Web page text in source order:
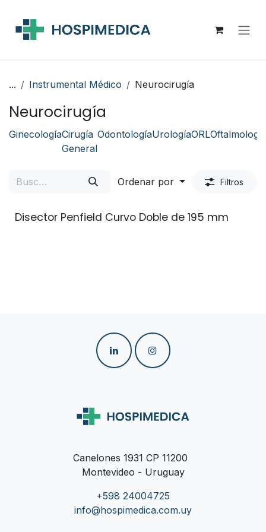
... Instrumental Médico Neurocirugía
Neurocirugía
GinecologíaCirugía
General
OdontologíaUrologíaORLOftalmología
Ordenar por Filtros
Disector Penfield Curvo Doble de 195 mm
Canelones 1931 CP 11200
Montevideo - Uruguay
+598 24004725
info@hospimedica.com.uy